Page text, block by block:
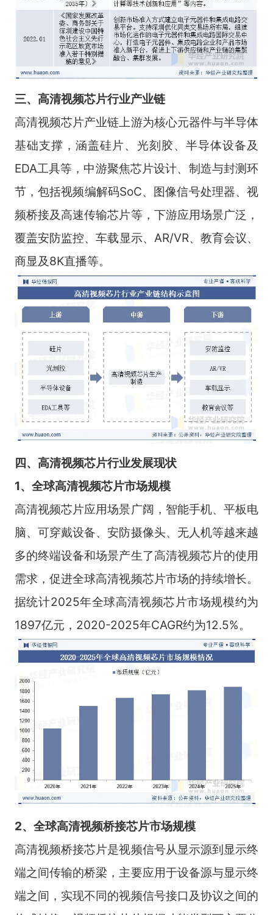
三、 高清视频芯片行业产业链
高清视频芯片产业链上游为核心元器件与半导体
基础支撑，涵盖硅片、光刻胶、半导体设备及
EDA工具等，中游聚焦芯片设计、制造与封测环
节，包括视频编解码SoC、图像信号处理器、视
频桥接及高速传输芯片等，下游应用场景广泛，
覆盖安防监控、车载显示、AR/VR、教育会议、
商显及8K直播等。
四、 高清视频芯片行业发展现状
1、全球高清视频芯片市场规模
高清视频芯片应用场景广阔，智能手机、平板电
脑、可穿戴设备、安防摄像头、无人机等越来越
多的终端设备和场景产生了高清视频芯片的使用
需求，促进全球高清视频芯片市场的持续增长。
据统计2025年全球高清视频芯片市场规模约为
1897亿元，2020-2025年CAGR约为12.5%。
2、全球高清视频桥接芯片市场规模
高清视频桥接芯片是视频信号从显示源到显示终
端之间传输的桥梁，主要应用于设备源与显示终
端之间，实现不同的视频信号接口及协议之间的